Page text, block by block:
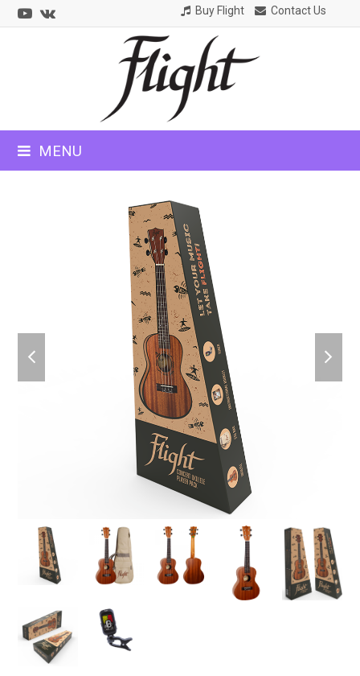
Youtube
VK Buy Flight Contact Us
MENU
slide
slide